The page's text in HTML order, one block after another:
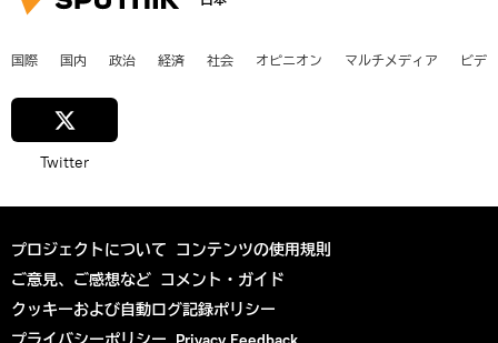
国際 国内 政治 経済 社会 オピニオン マルチメディア ビデ
Twitter
プロジェクトについて コンテンツの使用規則
ご意見、ご感想など コメント・ガイド
クッキーおよび自動ログ記録ポリシー